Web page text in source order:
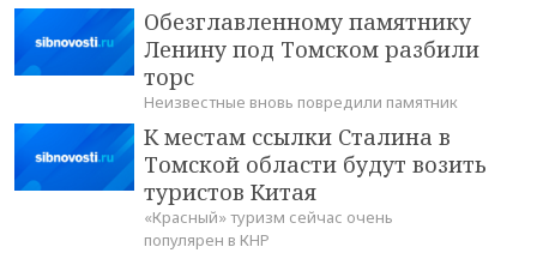
Обезглавленному памятнику
Ленину под Томском разбили
торс
Неизвестные вновь повредили памятник
К местам ссылки Сталина в
Томской области будут возить
туристов Китая
«Красный» туризм сейчас очень
популярен в КНР